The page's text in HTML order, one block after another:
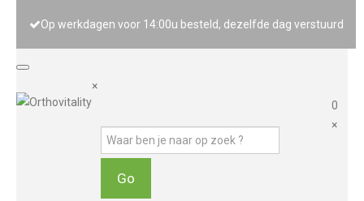
Op werkdagen voor 14:00u besteld, dezelfde dag verstuurd
×
0
×